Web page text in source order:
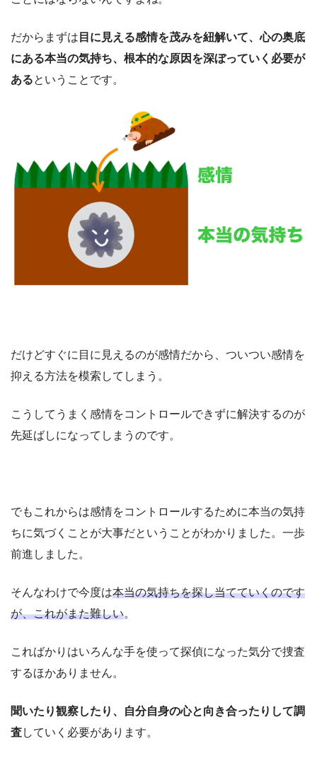
だからまずは 目に見える感情を茂みを紐解いて、心の奥底
にある本当の気持ち、根本的な原因を深ぼっていく必要が
あるということです。
だけどすぐに目に見えるのが感情だから、ついつい感情を
抑える方法を模索してしまう。
こうしてうまく感情をコントロールできずに解決するのが
先延ばしになってしまうのです。
でもこれからは感情をコントロールするために本当の気持
ちに気づくことが大事だということがわかりました。一歩
前進しました。
そんなわけで今度は本当の気持ちを探し当てていくのです
が、これがまた難しい。
こればかりはいろんな手を使って探偵になった気分で捜査
するほかありません。
聞いたり観察したり、自分自身の心と向き合ったりして調
査していく必要があります。